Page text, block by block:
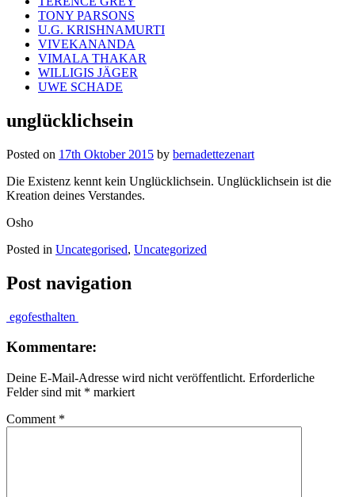
TONY PARSONS
U.G. KRISHNAMURTI
VIVEKANANDA
VIMALA THAKAR
WILLIGIS JÄGER
UWE SCHADE
unglücklichsein
Posted on 17th Oktober 2015 by bernadettezenart
Die Existenz kennt kein Unglücklichsein. Unglücklichsein ist die
Kreation deines Verstandes.
Osho
Posted in Uncategorised, Uncategorized
Post navigation
egofesthalten
Kommentare:
Deine E-Mail-Adresse wird nicht veröffentlicht. Erforderliche
Felder sind mit * markiert
Comment *